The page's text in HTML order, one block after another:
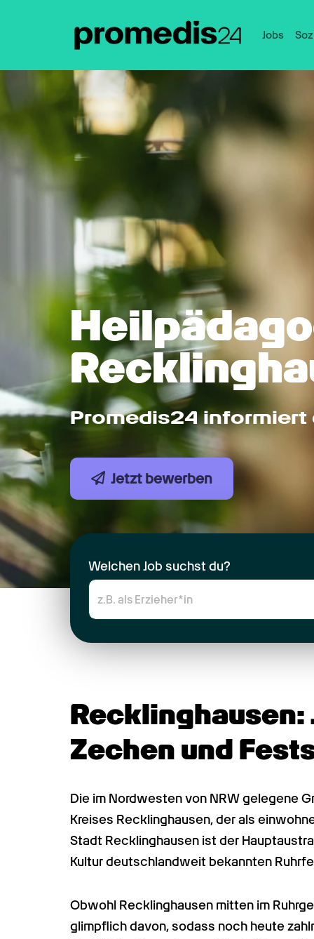
Jobs
Promedis24 informiert
Jetzt bewerben
Welchen Job suchst du?
Recklinghausen:
Zechen und
Die im Nordwesten von NRW gelegene
Kreises Recklinghausen, der als
Stadt Recklinghausen ist der
Kultur deutschlandweit bekannten
Obwohl Recklinghausen mitten im
glimpflich davon, sodass noch heute